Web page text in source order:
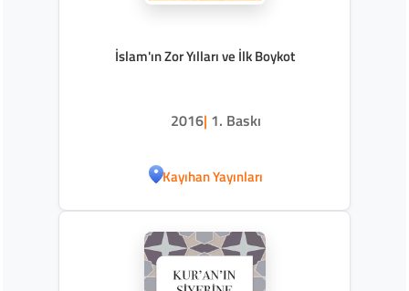
İslam'ın Zor Yılları ve İlk Boykot
2016| 1. Baskı
Kayıhan Yayınları